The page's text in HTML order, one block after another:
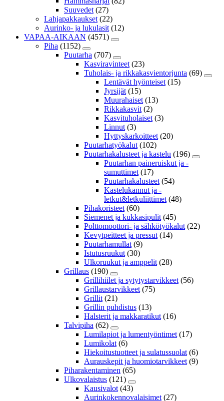
Suuvedet (27)
Lahjapakkaukset (22)
Aurinko- ja lukulasit (12)
VAPAA-AIKAAN (4571)
Piha (1152)
Puutarha (707)
Kasviravinteet (23)
Tuholais- ja rikkakasvientorjunta (69)
Lentävät hyönteiset (15)
Jyrsijät (15)
Muurahaiset (13)
Rikkakasvit (2)
Kasvituholaiset (3)
Linnut (3)
Hyttyskarkoitteet (20)
Puutarhatyökalut (102)
Puutarhakalusteet ja kastelu (196)
Puutarhan paineruiskut ja -
sumuttimet (17)
Puutarhakalusteet (54)
Kastelukannut ja -
letkut&letkuliittimet (48)
Pihakoristeet (60)
Siemenet ja kukkasipulit (45)
Polttomoottori- ja sähkötyökalut (22)
Kevytpeitteet ja pressut (14)
Puutarhamullat (9)
Istutusruukut (30)
Ulkoruukut ja amppelit (28)
Grillaus (190)
Grillihiilet ja sytytystarvikkeet (56)
Grillaustarvikkeet (75)
Grillit (21)
Grillin puhdistus (13)
Halsterit ja makkaratikut (16)
Talvipiha (62)
Lumilapiot ja lumentyöntimet (17)
Lumikolat (6)
Hiekoitustuotteet ja sulatussuolat (6)
Aurauskepit ja huomiotarvikkeet (9)
Piharakentaminen (65)
Ulkovalaistus (121)
Kausivalot (43)
Aurinkokennovalaisimet (27)